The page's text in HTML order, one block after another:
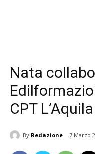
Nata
CPT L’Aquila
By Redazione 7 Marzo